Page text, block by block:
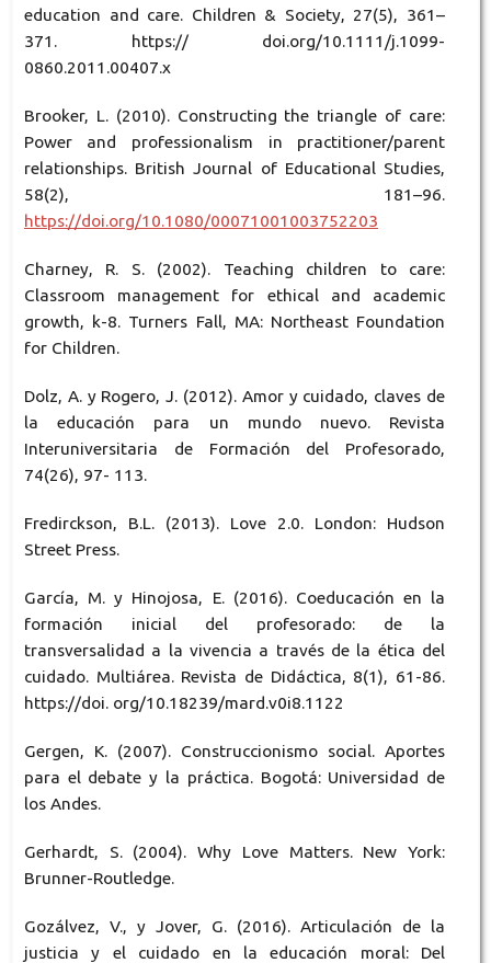
education and care. Children & Society, 27(5), 361–
371. https:// doi.org/10.1111/j.1099-
0860.2011.00407.x
Brooker, L. (2010). Constructing the triangle of care:
Power and professionalism in practitioner/parent
relationships. British Journal of Educational Studies,
58(2), 181–96.
https://doi.org/10.1080/00071001003752203
Charney, R. S. (2002). Teaching children to care:
Classroom management for ethical and academic
growth, k-8. Turners Fall, MA: Northeast Foundation
for Children.
Dolz, A. y Rogero, J. (2012). Amor y cuidado, claves de
la educación para un mundo nuevo. Revista
Interuniversitaria de Formación del Profesorado,
74(26), 97- 113.
Fredirckson, B.L. (2013). Love 2.0. London: Hudson
Street Press.
García, M. y Hinojosa, E. (2016). Coeducación en la
formación inicial del profesorado: de la
transversalidad a la vivencia a través de la ética del
cuidado. Multiárea. Revista de Didáctica, 8(1), 61-86.
https://doi. org/10.18239/mard.v0i8.1122
Gergen, K. (2007). Construccionismo social. Aportes
para el debate y la práctica. Bogotá: Universidad de
los Andes.
Gerhardt, S. (2004). Why Love Matters. New York:
Brunner-Routledge.
Gozálvez, V., y Jover, G. (2016). Articulación de la
justicia y el cuidado en la educación moral: Del